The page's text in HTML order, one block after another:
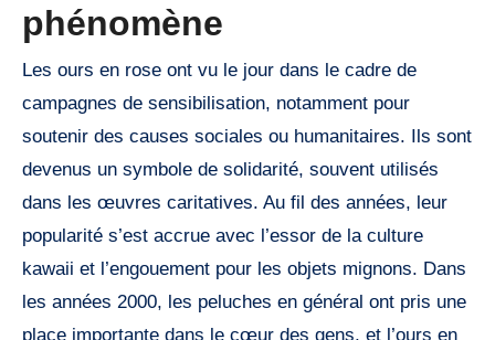
phénomène
Les ours en rose ont vu le jour dans le cadre de
campagnes de sensibilisation, notamment pour
soutenir des causes sociales ou humanitaires. Ils sont
devenus un symbole de solidarité, souvent utilisés
dans les œuvres caritatives. Au fil des années, leur
popularité s’est accrue avec l’essor de la culture
kawaii et l’engouement pour les objets mignons. Dans
les années 2000, les peluches en général ont pris une
place importante dans le cœur des gens, et l’ours en